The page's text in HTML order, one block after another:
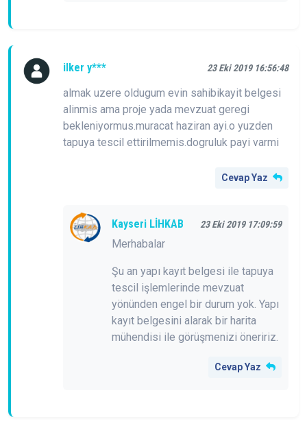
ilker y*** 23 Eki 2019 16:56:48
almak uzere oldugum evin sahibikayit belgesi
alinmis ama proje yada mevzuat geregi
bekleniyormus.muracat haziran ayi.o yuzden
tapuya tescil ettirilmemis.dogruluk payi varmi
Cevap Yaz
Kayseri LİHKAB 23 Eki 2019 17:09:59
Merhabalar
Şu an yapı kayıt belgesi ile tapuya
tescil işlemlerinde mevzuat
yönünden engel bir durum yok. Yapı
kayıt belgesini alarak bir harita
mühendisi ile görüşmenizi öneririz.
Cevap Yaz